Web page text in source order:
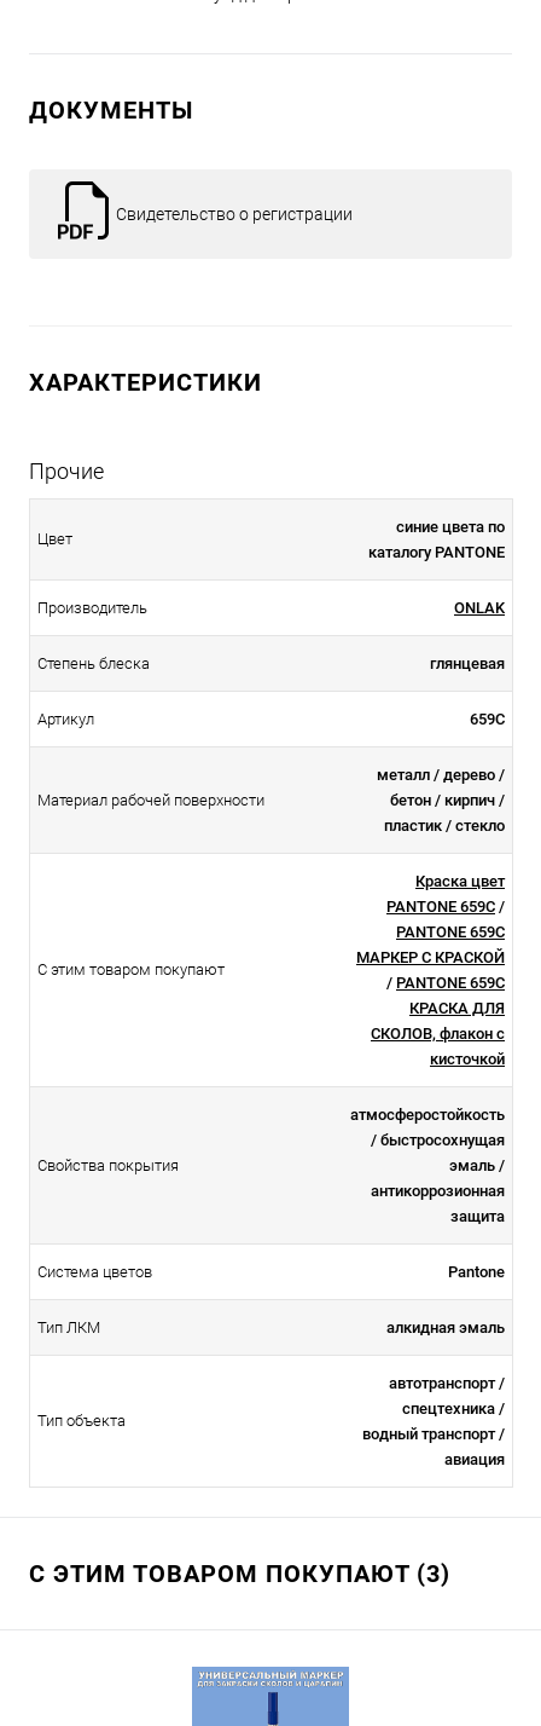
ДОКУМЕНТЫ
Свидетельство о регистрации
ХАРАКТЕРИСТИКИ
Прочие
Цвет
синие цвета по
каталогу PANTONE
Производитель ONLAK
Степень блеска глянцевая
Артикул 659C
Материал рабочей поверхности
металл / дерево /
бетон / кирпич /
пластик / стекло
С этим товаром покупают
Краска цвет
PANTONE 659C /
PANTONE 659C
МАРКЕР С КРАСКОЙ
/ PANTONE 659C
КРАСКА ДЛЯ
СКОЛОВ, флакон с
кисточкой
Свойства покрытия
атмосферостойкоcть
/ быстросохнущая
эмаль /
антикоррозионная
защита
Система цветов Pantone
Тип ЛКМ алкидная эмаль
Тип объекта
автотранспорт /
спецтехника /
водный транспорт /
авиация
С ЭТИМ ТОВАРОМ ПОКУПАЮТ (3)